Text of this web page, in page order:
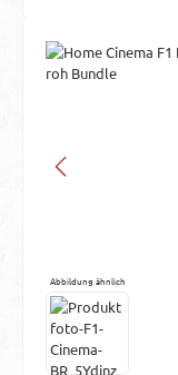
Bildergalerie
Abbildung ähnlich